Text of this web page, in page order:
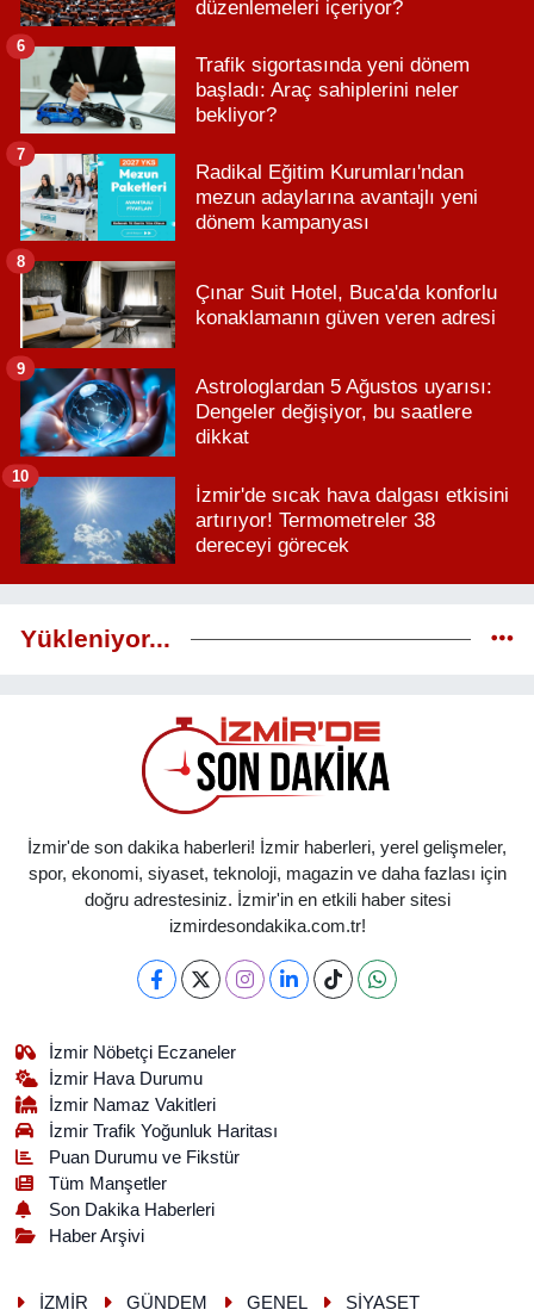
düzenlemeleri içeriyor?
Trafik sigortasında yeni dönem
başladı: Araç sahiplerini neler
bekliyor?
6
Radikal Eğitim Kurumları'ndan
mezun adaylarına avantajlı yeni
dönem kampanyası
7
Çınar Suit Hotel, Buca'da konforlu
konaklamanın güven veren adresi
8
Astrologlardan 5 Ağustos uyarısı:
Dengeler değişiyor, bu saatlere
dikkat
9
İzmir'de sıcak hava dalgası etkisini
artırıyor! Termometreler 38
dereceyi görecek
10
Yükleniyor...
İzmir'de son dakika haberleri! İzmir haberleri, yerel gelişmeler,
spor, ekonomi, siyaset, teknoloji, magazin ve daha fazlası için
doğru adrestesiniz. İzmir'in en etkili haber sitesi
izmirdesondakika.com.tr!
İzmir Nöbetçi Eczaneler
İzmir Hava Durumu
İzmir Namaz Vakitleri
İzmir Trafik Yoğunluk Haritası
Puan Durumu ve Fikstür
Tüm Manşetler
Son Dakika Haberleri
Haber Arşivi
İZMİR GÜNDEM GENEL SİYASET